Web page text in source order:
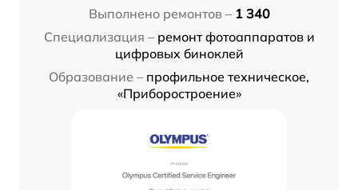
Выполнено ремонтов – 1 340
Специализация – ремонт фотоаппаратов и
цифровых биноклей
Образование – профильное техническое,
«Приборостроение»